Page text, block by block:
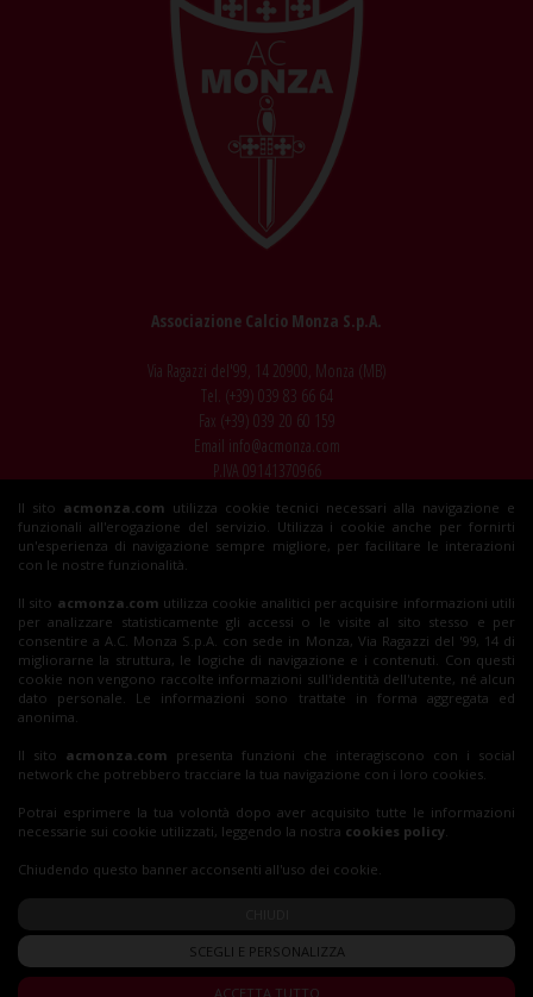
Associazione Calcio Monza S.p.A.
Via Ragazzi del'99, 14 20900, Monza (MB)
Tel. (+39) 039 83 66 64
Fax (+39) 039 20 60 159
Email info@acmonza.com
P.IVA 09141370966
© 2026 AC Monza
All rights reserved
Insieme al Monza
Biglietti
Il sito acmonza.com utilizza cookie tecnici necessari alla navigazione e
funzionali all'erogazione del servizio. Utilizza i cookie anche per fornirti
un'esperienza di navigazione sempre migliore, per facilitare le interazioni
con le nostre funzionalità.
Il sito acmonza.com utilizza cookie analitici per acquisire informazioni utili
per analizzare statisticamente gli accessi o le visite al sito stesso e per
consentire a A.C. Monza S.p.A. con sede in Monza, Via Ragazzi del '99, 14 di
migliorarne la struttura, le logiche di navigazione e i contenuti. Con questi
cookie non vengono raccolte informazioni sull'identità dell'utente, né alcun
dato personale. Le informazioni sono trattate in forma aggregata ed
anonima.
Il sito acmonza.com presenta funzioni che interagiscono con i social
network che potrebbero tracciare la tua navigazione con i loro cookies.
Potrai esprimere la tua volontà dopo aver acquisito tutte le informazioni
necessarie sui cookie utilizzati, leggendo la nostra cookies policy.
Chiudendo questo banner acconsenti all'uso dei cookie.
SCEGLI E PERSONALIZZA
ACCETTA TUTTO